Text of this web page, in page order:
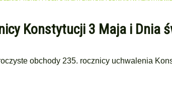
Konstytucji 3 Maja i Dnia
obchody 235. rocznicy uchwalenia